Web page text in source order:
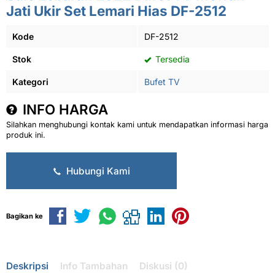
Jati Ukir Set Lemari Hias DF-2512
Kode DF-2512
Stok Tersedia
Kategori Bufet TV
INFO HARGA
Silahkan menghubungi kontak kami untuk mendapatkan informasi harga
produk ini.
Hubungi Kami
Bagikan ke
Deskripsi Info Tambahan Diskusi (0)